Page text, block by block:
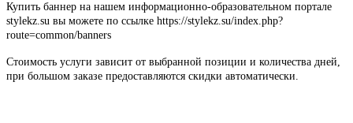
Купить баннер на нашем информационно-образовательном портале
stylekz.su вы можете по ссылке https://stylekz.su/index.php?
route=common/banners
Стоимость услуги зависит от выбранной позиции и количества дней,
при большом заказе предоставляются скидки автоматически.